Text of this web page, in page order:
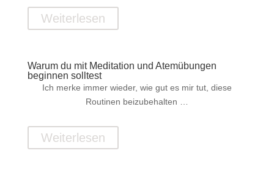
Weiterlesen
Warum du mit Meditation und Atemübungen
beginnen solltest
Ich merke immer wieder, wie gut es mir tut, diese
Routinen beizubehalten …
Weiterlesen